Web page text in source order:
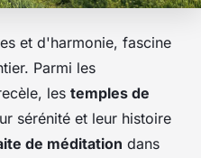
et d'harmonie, fascine
Parmi les
les temples de
sérénité et leur histoire
de méditation dans